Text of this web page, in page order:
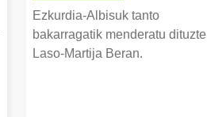
Ezkurdia-Albisuk tanto
bakarragatik menderatu dituzte
Laso-Martija Beran.